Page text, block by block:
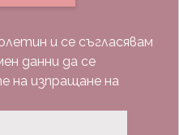
и се съгласявам
данни да се
на изпращане на